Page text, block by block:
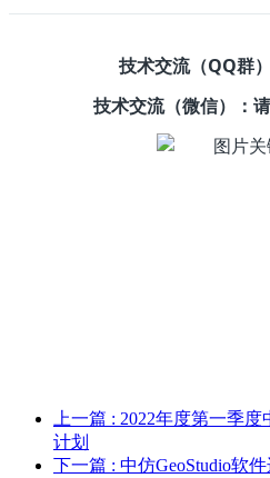
技术交流（QQ群
技术交流（微信）：
上一篇 : 2022年度第一季
计划
下一篇 : 中仿GeoStudio软